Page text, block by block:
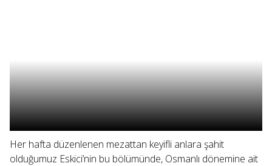
Her hafta düzenlenen mezattan keyifli anlara şahit
olduğumuz Eskici’nin bu bölümünde, Osmanlı dönemine ait